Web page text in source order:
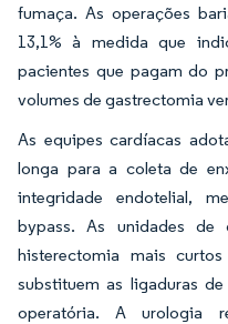
fumaça. As operações
13,1% à medida que
pacientes que pagam do
volumes de gastrectomia
As equipes cardíacas
longa para a coleta de
integridade endotelial,
bypass. As unidades de
histerectomia mais
substituem as ligaduras
operatória. A urologia